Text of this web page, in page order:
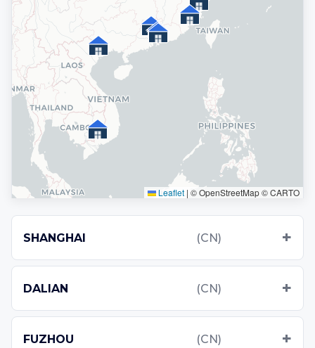
Leaflet | © OpenStreetMap © CARTO
SHANGHAI (CN)
DALIAN (CN)
FUZHOU (CN)